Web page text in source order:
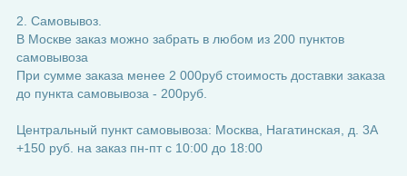
2. Самовывоз.
В Москве заказ можно забрать в любом из 200 пунктов
самовывоза
При сумме заказа менее 2 000руб стоимость доставки заказа
до пункта самовывоза - 200руб.
Центральный пункт самовывоза: Москва, Нагатинская, д. 3А
+150 руб. на заказ пн-пт с 10:00 до 18:00